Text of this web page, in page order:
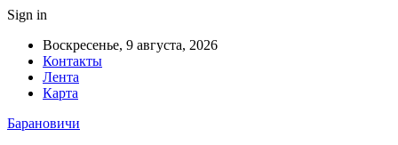
Sign in
Воскресенье, 9 августа, 2026
Контакты
Лента
Карта
Барановичи